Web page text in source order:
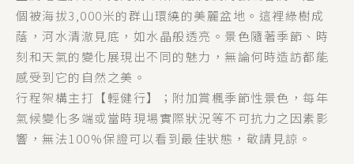
個被海拔3,000米的群山環繞的美麗盆地。這裡綠樹成
蔭，河水清澈見底，如水晶般透亮。景色隨著季節、時
刻和天氣的變化展現出不同的魅力，無論何時造訪都能
感受到它的自然之美。
行程架構主打【輕健行】；附加賞楓季節性景色，每年
氣候變化多端或當時現場實際狀況等不可抗力之因素影
響，無法100%保證可以看到最佳狀態，敬請見諒。